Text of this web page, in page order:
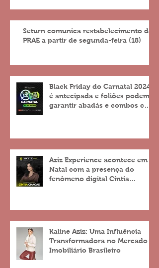
Seturn comunica restabelecimento do
PRAE a partir de segunda-feira (18)
Black Friday do Carnatal 2024
é antecipada e foliões podem
garantir abadás e combos com
Aziz Experience acontece em
Natal com a presença do
fenômeno digital Cíntia
Kaline Aziz: Uma Influência
Transformadora no Mercado
Imobiliário Brasileiro